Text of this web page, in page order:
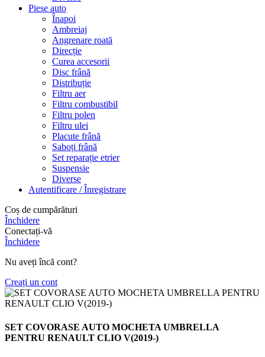
Piese auto
Înapoi
Ambreiaj
Angrenare roată
Direcție
Curea accesorii
Disc frână
Distribuție
Filtru aer
Filtru combustibil
Filtru polen
Filtru ulei
Placute frână
Saboți frână
Set reparație etrier
Suspensie
Diverse
Autentificare / Înregistrare
Coș de cumpărături
Închidere
Conectați-vă
Închidere
Nu aveți încă cont?
Creați un cont
SET COVORASE AUTO MOCHETA UMBRELLA
PENTRU RENAULT CLIO V(2019-)